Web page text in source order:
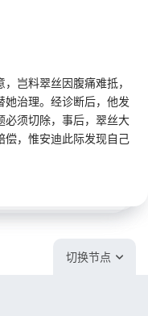
岂料翠丝因腹痛难抵，
她治理。经诊断后，他发
必须切除，事后，翠丝大
偿，惟安迪此际发现自己
切换节点